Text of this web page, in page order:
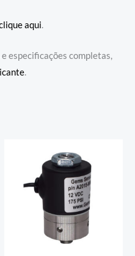
aqui.
especificações completas,
.